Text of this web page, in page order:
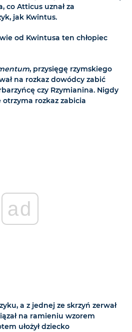
co Atticus uznał za
jak Kwintus.
od Kwintusa ten chłopiec
, przysięgę rzymskiego
na rozkaz dowódcy zabić
czy Rzymianina. Nigdy
otrzyma rozkaz zabicia
ad
a z jednej ze skrzyń zerwał
na ramieniu wzorem
ułożył dziecko